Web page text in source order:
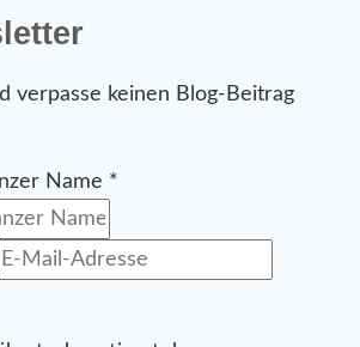
verpasse keinen Blog-Beitrag
Name *